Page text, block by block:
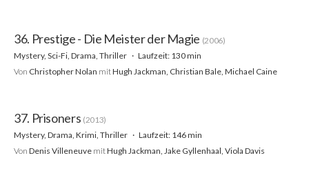
36. Prestige - Die Meister der Magie (2006)
Mystery, Sci-Fi, Drama, Thriller
Laufzeit: 130 min
Von Christopher Nolan mitHugh Jackman, Christian Bale, Michael Caine
37. Prisoners (2013)
Mystery, Drama, Krimi, Thriller
Laufzeit: 146 min
Von Denis Villeneuve mitHugh Jackman, Jake Gyllenhaal, Viola Davis